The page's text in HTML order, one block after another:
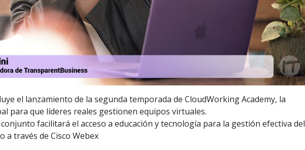
el lanzamiento de la segunda temporada de CloudWorking Academy, la
para que líderes reales gestionen equipos virtuales.
facilitará el acceso a educación y tecnología para la gestión efectiva del
a través de Cisco Webex